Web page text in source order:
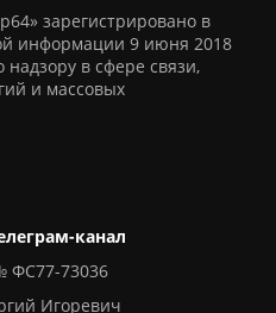
зарегистрировано в
информации 9 июня 2018
в сфере связи,
и массовых
канал
ФС77-73036
Игоревич